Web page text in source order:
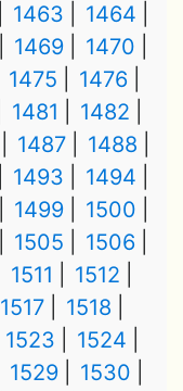
1463
1464
1469
1470
1475
1476
1481
1482
1487
1488
1493
1494
1499
1500
1505
1506
1511
1512
1517
1518
1523
1524
1529
1530